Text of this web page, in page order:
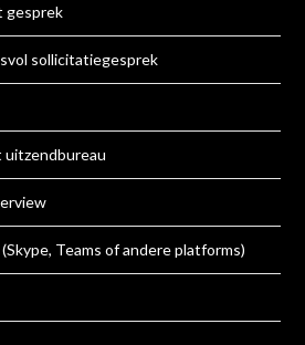
gesprek
sollicitatiegesprek
Teams of andere platforms)